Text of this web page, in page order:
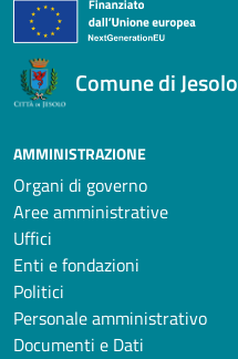
Comune di Jesolo
AMMINISTRAZIONE
Organi di governo
Aree amministrative
Uffici
Enti e fondazioni
Politici
Personale amministrativo
Documenti e Dati